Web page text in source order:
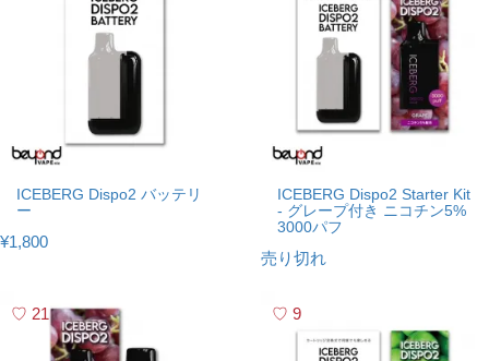
ICEBERG Dispo2 バッテリ
ー
¥1,800
ICEBERG Dispo2 Starter Kit
- グレープ付き ニコチン5%
3000パフ
売り切れ
21 9